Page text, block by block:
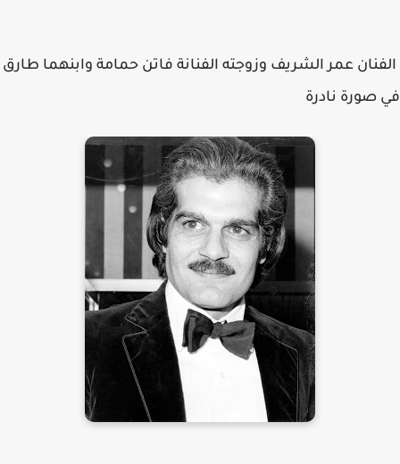
الفنان عمر الشريف وزوجته الفنانة فاتن حمامة وابنهما طارق
في صورة نادرة